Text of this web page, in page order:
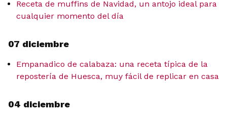
Receta de muffins de Navidad, un antojo ideal para
cualquier momento del día
07 diciembre
Empanadico de calabaza: una receta típica de la
repostería de Huesca, muy fácil de replicar en casa
04 diciembre